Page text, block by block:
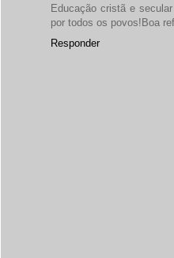
Educação cristã e
por todos os povos!Boa
Responder